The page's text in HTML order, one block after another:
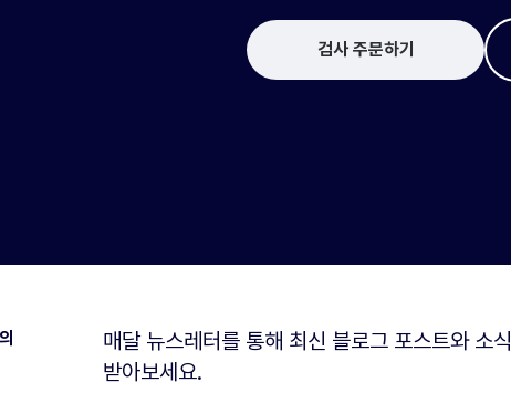
검사 주문하기
매달 뉴스레터를 통해 최신 블로그 포스트와 소
받아보세요.